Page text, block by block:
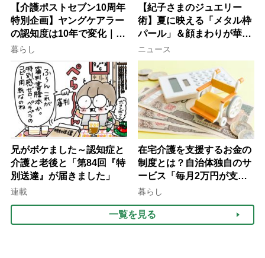
【介護ポストセブン10周年
特別企画】ヤングケアラー
の認知度は10年で変化｜流
行語大賞にノミネート、法
律にも明記されたが果たし
て現在は？
暮らし
【紀子さまのジュエリー
術】夏に映える「メタル枠
パール」＆顔まわりが華や
ぐ「揺れる一粒」の使い分
け方
ニュース
兄がボケました～認知症と
介護と老後と「第84回『特
別送達』が届きました」
連載
在宅介護を支援するお金の
制度とは？自治体独自のサ
ービス「毎月2万円が支給
される」ケースも【FP解
暮らし
一覧を見る